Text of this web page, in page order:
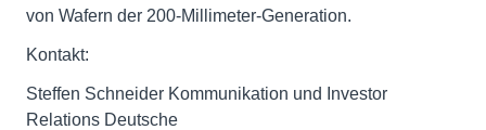
von Wafern der 200-Millimeter-Generation.
Kontakt:
Steffen Schneider Kommunikation und Investor
Relations Deutsche